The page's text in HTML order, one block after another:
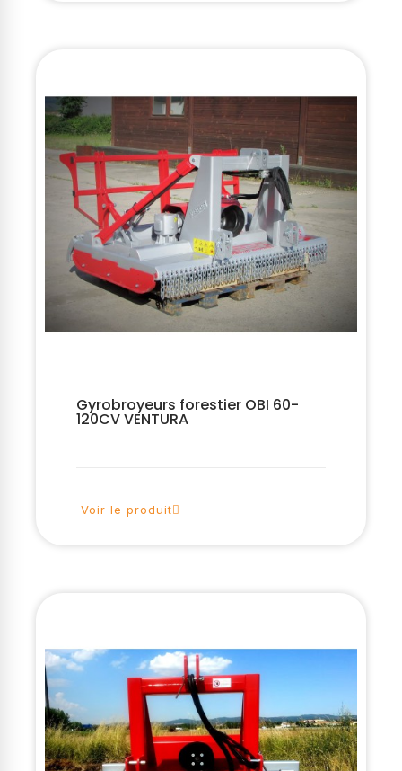
Gyrobroyeurs forestier OBI 60-
120CV VENTURA
Voir le produit